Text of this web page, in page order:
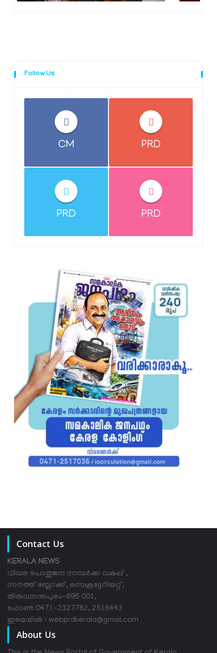
Follow Us
CM PRD
PRD PRD
Contact Us
KERALA NEWS
വിവര പൊതുജന സമ്പര്‍ക്ക വകുപ്പ് ,
സൗത്ത് ബ്ലോക്ക്, സെക്രട്ടേറിയറ്റ്,
തിരുവനന്തപുരം-695 001,
ഫോൺ 0471-2327782, 2518443
ഇമെയിൽ : webprdkerala@gmail.com
About Us